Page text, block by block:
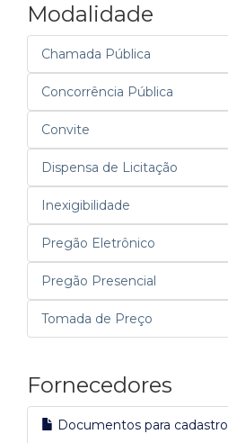
Modalidade
Chamada Pública
Concorrência Pública
Convite
Dispensa de Licitação
Inexigibilidade
Pregão Eletrônico
Pregão Presencial
Tomada de Preço
Fornecedores
Documentos para cadastro